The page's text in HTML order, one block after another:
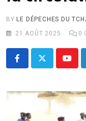
Société
International
Contact
BY LE DÉPECHES DU
21 AOÛT 2025
0